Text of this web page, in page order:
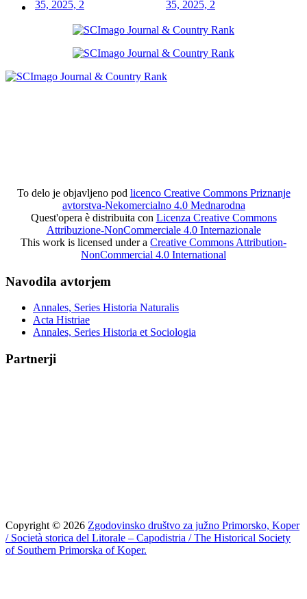
35, 2025, 2
To delo je objavljeno pod licenco Creative Commons Priznanje
avtorstva-Nekomercialno 4.0 Mednarodna
Quest'opera è distribuita con Licenza Creative Commons
Attribuzione-NonCommerciale 4.0 Internazionale
This work is licensed under a Creative Commons Attribution-
NonCommercial 4.0 International
Navodila avtorjem
Annales, Series Historia Naturalis
Acta Histriae
Annales, Series Historia et Sociologia
Partnerji
Copyright © 2026 Zgodovinsko društvo za južno Primorsko, Koper
/ Società storica del Litorale – Capodistria / The Historical Society
of Southern Primorska of Koper.